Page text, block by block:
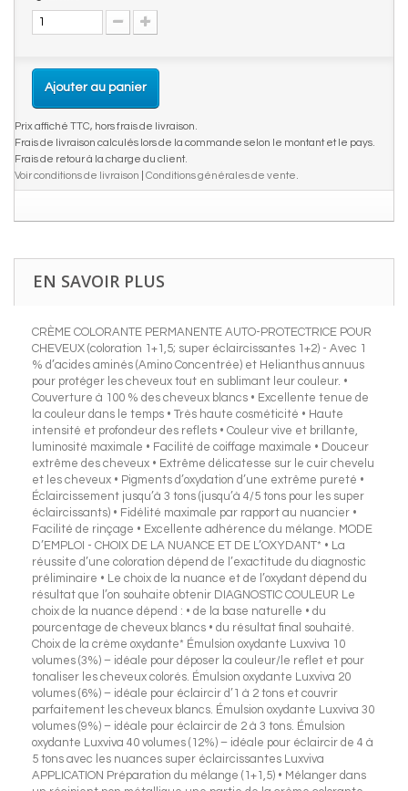
Ajouter au panier
Prix affiché TTC, hors frais de livraison.
Frais de livraison calculés lors de la commande selon le montant et le pays.
Frais de retour à la charge du client.
Voir conditions de livraison
Conditions générales de vente
EN SAVOIR PLUS
CRÈME COLORANTE PERMANENTE AUTO-PROTECTRICE POUR
CHEVEUX (coloration 1+1,5; super éclaircissantes 1+2) - Avec 1
% d’acides aminés (Amino Concentrée) et Helianthus annuus
pour protéger les cheveux tout en sublimant leur couleur. •
Couverture à 100 % des cheveux blancs • Excellente tenue de
la couleur dans le temps • Très haute cosméticité • Haute
intensité et profondeur des reflets • Couleur vive et brillante,
luminosité maximale • Facilité de coiffage maximale • Douceur
extrême des cheveux • Extrême délicatesse sur le cuir chevelu
et les cheveux • Pigments d’oxydation d’une extrême pureté •
Éclaircissement jusqu’à 3 tons (jusqu’à 4/5 tons pour les super
éclaircissants) • Fidélité maximale par rapport au nuancier •
Facilité de rinçage • Excellente adhérence du mélange. MODE
D’EMPLOI - CHOIX DE LA NUANCE ET DE L’OXYDANT* • La
réussite d’une coloration dépend de l’exactitude du diagnostic
préliminaire • Le choix de la nuance et de l’oxydant dépend du
résultat que l’on souhaite obtenir DIAGNOSTIC COULEUR Le
choix de la nuance dépend : • de la base naturelle • du
pourcentage de cheveux blancs • du résultat final souhaité.
Choix de la crème oxydante* Émulsion oxydante Luxviva 10
volumes (3%) – idéale pour déposer la couleur/le reflet et pour
tonaliser les cheveux colorés. Émulsion oxydante Luxviva 20
volumes (6%) – idéale pour éclaircir d’1 à 2 tons et couvrir
parfaitement les cheveux blancs. Émulsion oxydante Luxviva 30
volumes (9%) – idéale pour éclaircir de 2 à 3 tons. Émulsion
oxydante Luxviva 40 volumes (12%) – idéale pour éclaircir de 4 à
5 tons avec les nuances super éclaircissantes Luxviva
APPLICATION Préparation du mélange (1+1,5) • Mélanger dans